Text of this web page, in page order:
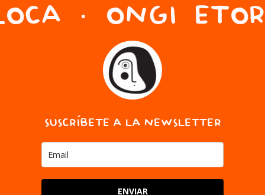
· ONGI
SUSCRÍBETE A LA NEWSLETTER
ENVIAR